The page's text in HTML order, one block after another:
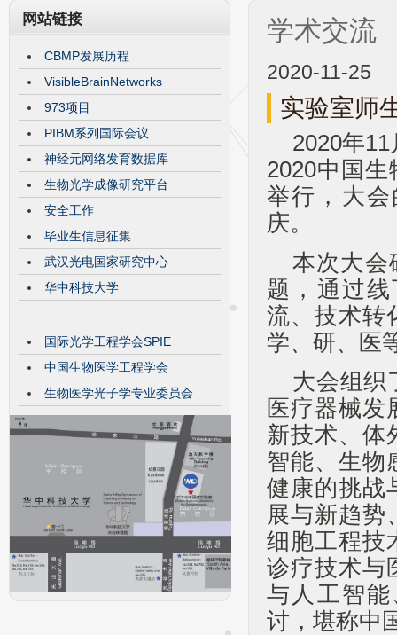
网站链接
CBMP发展历程
VisibleBrainNetworks
973项目
PIBM系列国际会议
神经元网络发育数据库
生物光学成像研究平台
安全工作
毕业生信息征集
武汉光电国家研究中心
华中科技大学
国际光学工程学会SPIE
中国生物医学工程学会
生物医学光子学专业委员会
学术交流
2020-11-25
实验室师
2020年
2020中国
举行，大
庆。
本次大会
题，通过
流、技术转
学、研、医
大会组织
医疗器械发
新技术、体
智能、生物
健康的挑战
展与新趋势
细胞工程技
诊疗技术与
与人工智
讨，堪称中